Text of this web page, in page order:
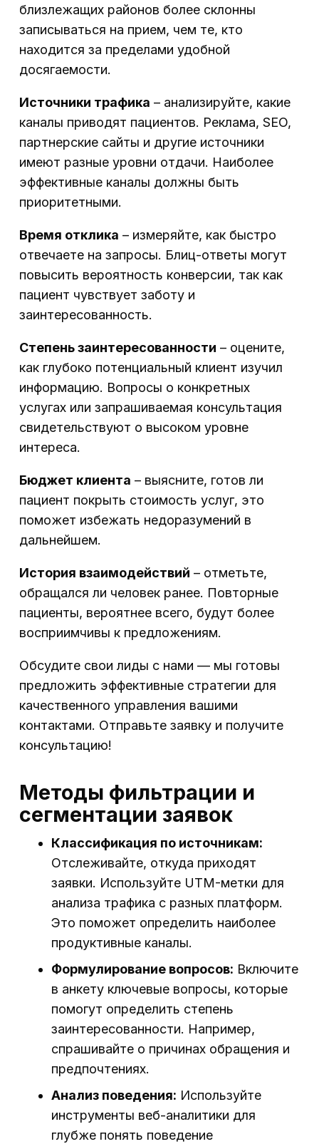
близлежащих районов более склонны
записываться на прием, чем те, кто
находится за пределами удобной
досягаемости.
Источники трафика – анализируйте, какие
каналы приводят пациентов. Реклама, SEO,
партнерские сайты и другие источники
имеют разные уровни отдачи. Наиболее
эффективные каналы должны быть
приоритетными.
Время отклика – измеряйте, как быстро
отвечаете на запросы. Блиц-ответы могут
повысить вероятность конверсии, так как
пациент чувствует заботу и
заинтересованность.
Степень заинтересованности – оцените,
как глубоко потенциальный клиент изучил
информацию. Вопросы о конкретных
услугах или запрашиваемая консультация
свидетельствуют о высоком уровне
интереса.
Бюджет клиента – выясните, готов ли
пациент покрыть стоимость услуг, это
поможет избежать недоразумений в
дальнейшем.
История взаимодействий – отметьте,
обращался ли человек ранее. Повторные
пациенты, вероятнее всего, будут более
восприимчивы к предложениям.
Обсудите свои лиды с нами — мы готовы
предложить эффективные стратегии для
качественного управления вашими
контактами. Отправьте заявку и получите
консультацию!
Методы фильтрации и
сегментации заявок
Классификация по источникам:
Отслеживайте, откуда приходят
заявки. Используйте UTM-метки для
анализа трафика с разных платформ.
Это поможет определить наиболее
продуктивные каналы.
Формулирование вопросов: Включите
в анкету ключевые вопросы, которые
помогут определить степень
заинтересованности. Например,
спрашивайте о причинах обращения и
предпочтениях.
Анализ поведения: Используйте
инструменты веб-аналитики для
глубже понять поведение